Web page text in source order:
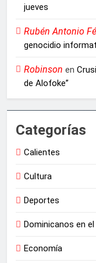
jueves
Rubén Antonio
genocidio
Robinson en
de Alofoke”
Categorías
Calientes
Cultura
Deportes
Dominicanos en
Economía